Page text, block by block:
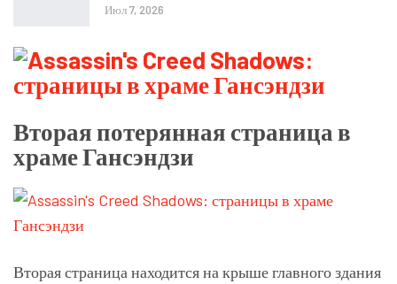
Июл 7, 2026
Вторая потерянная страница в
храме Гансэндзи
Вторая страница находится на крыше главного здания